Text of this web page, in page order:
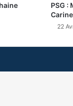
PSG :
22